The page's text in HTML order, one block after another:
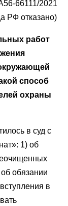
66111/2021
РФ отказано)
работ
способ
охраны
в суд с
1) об
обязании
в